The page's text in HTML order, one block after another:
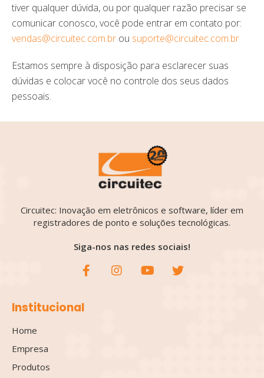
tiver qualquer dúvida, ou por qualquer razão precisar se
comunicar conosco, você pode entrar em contato por:
vendas@circuitec.com.br ou suporte@circuitec.com.br
Estamos sempre à disposição para esclarecer suas
dúvidas e colocar você no controle dos seus dados
pessoais.
Circuitec: Inovação em eletrônicos e software, líder em
registradores de ponto e soluções tecnológicas.
Siga-nos nas redes sociais!
Institucional
Home
Empresa
Produtos